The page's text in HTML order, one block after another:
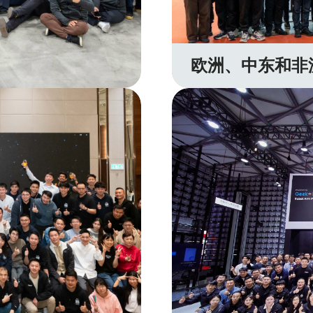
欧洲、中东和非